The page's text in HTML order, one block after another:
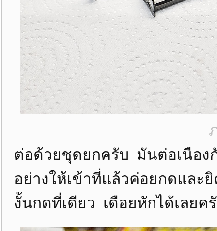
ต่อด้วยชุดยกครับ มันต่อเนือ
อย่างให้เข้าที่แล้วค่อยกดและ
งั้นกดที่เดียว เดือยหักได้เลยค